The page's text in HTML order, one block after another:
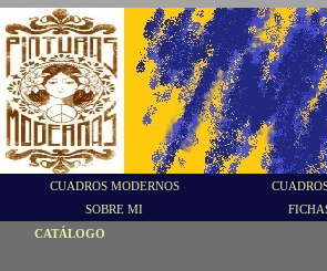
CUADROS MODERNOS
SOBRE MI
CATÁLOGO